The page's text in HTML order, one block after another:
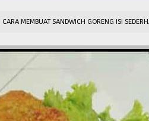
CARA MEMBUAT SANDWICH GORENG ISI